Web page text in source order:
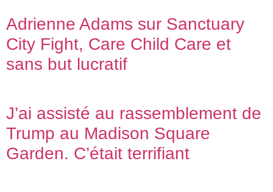
Adrienne Adams sur Sanctuary
City Fight, Care Child Care et
sans but lucratif
J’ai assisté au rassemblement de
Trump au Madison Square
Garden. C’était terrifiant